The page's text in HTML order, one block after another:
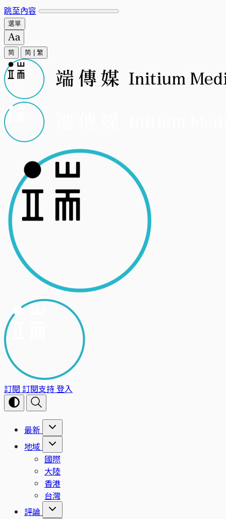
跳至內容
選單
简 简 繁
訂閱 訂閱支持登入
最新
地域
國際
大陸
香港
台灣
評論